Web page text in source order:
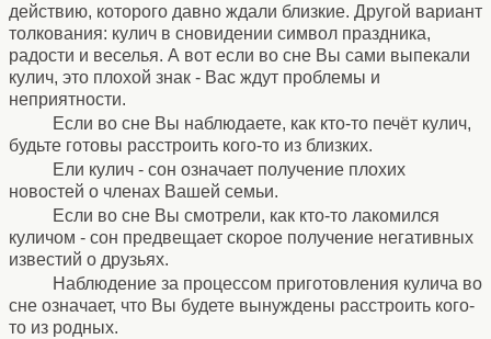
действию, которого давно ждали близкие. Другой вариант
толкования: кулич в сновидении символ праздника,
радости и веселья. А вот если во сне Вы сами выпекали
кулич, это плохой знак - Вас ждут проблемы и
неприятности.
Если во сне Вы наблюдаете, как кто-то печёт кулич,
будьте готовы расстроить кого-то из близких.
Ели кулич - сон означает получение плохих
новостей о членах Вашей семьи.
Если во сне Вы смотрели, как кто-то лакомился
куличом - сон предвещает скорое получение негативных
известий о друзьях.
Наблюдение за процессом приготовления кулича во
сне означает, что Вы будете вынуждены расстроить кого-
то из родных.